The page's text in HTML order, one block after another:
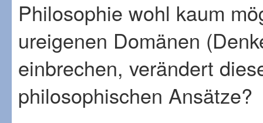
Philosophie wohl kaum
ureigenen Domänen
einbrechen, verändert
philosophischen Ansätze?